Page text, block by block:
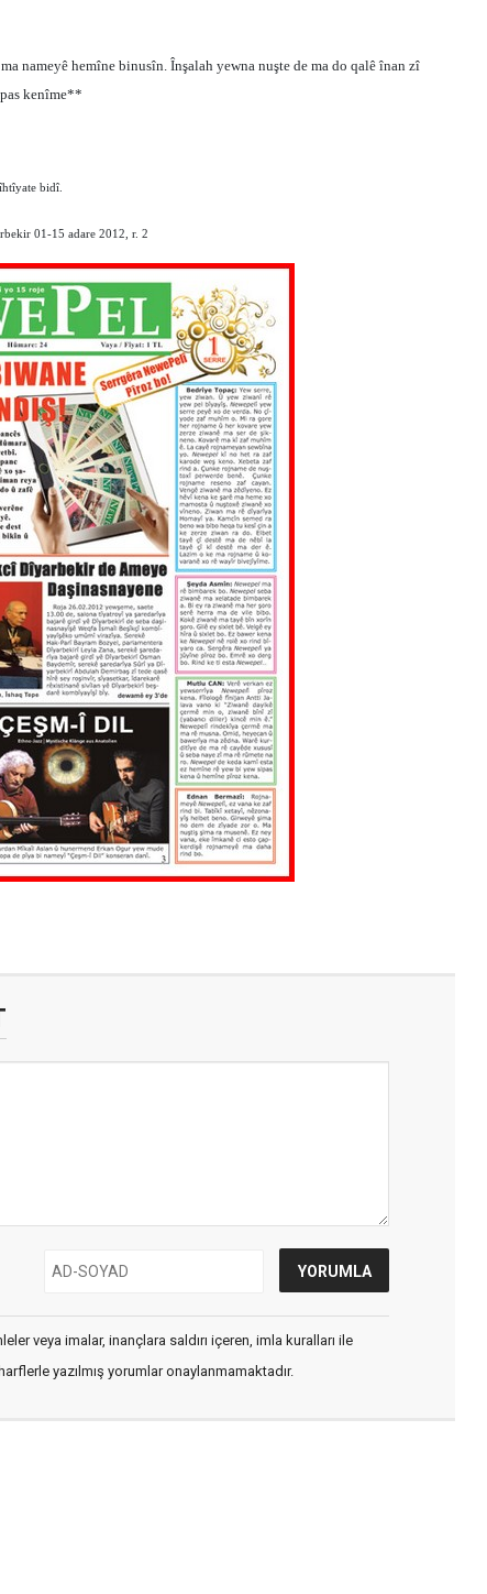
nameyê hemîne binusîn. Înşalah yewna nuşte de ma do qalê înan zî
kenîme**
bidî.
01-15 adare 2012, r. 2
veya imalar, inançlara saldırı içeren, imla kuralları ile
yazılmış yorumlar onaylanmamaktadır.